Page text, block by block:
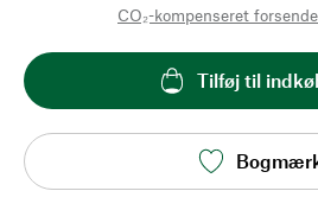
CO₂-kompenseret
Tilføj til